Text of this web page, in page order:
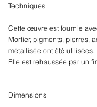
Techniques
Cette œuvre est fournie
Mortier, pigments, pierres,
métallisée ont été utilisées.
Elle est rehaussée par un
Dimensions